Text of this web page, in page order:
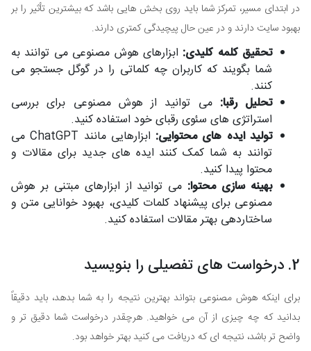
در ابتدای مسیر، تمرکز شما باید روی بخش هایی باشد که بیشترین تأثیر را بر
بهبود سایت دارند و در عین حال پیچیدگی کمتری دارند.
تحقیق کلمه کلیدی: ابزارهای هوش مصنوعی می توانند به
شما بگویند که کاربران چه کلماتی را در گوگل جستجو می
کنند.
تحلیل رقبا: می توانید از هوش مصنوعی برای بررسی
استراتژی های سئوی رقبای خود استفاده کنید.
تولید ایده های محتوایی:
ابزارهایی مانند ChatGPT می
توانند به شما کمک کنند ایده های جدید برای مقالات و
محتوا پیدا کنید.
بهینه سازی محتوا: می توانید از ابزارهای مبتنی بر هوش
مصنوعی برای پیشنهاد کلمات کلیدی، بهبود خوانایی متن و
ساختاردهی بهتر مقالات استفاده کنید.
2. درخواست های تفصیلی را بنویسید
برای اینکه هوش مصنوعی بتواند بهترین نتیجه را به شما بدهد، باید دقیقاً
بدانید که چه چیزی از آن می خواهید. هرچقدر درخواست شما دقیق تر و
واضح تر باشد، نتیجه ای که دریافت می کنید بهتر خواهد بود.